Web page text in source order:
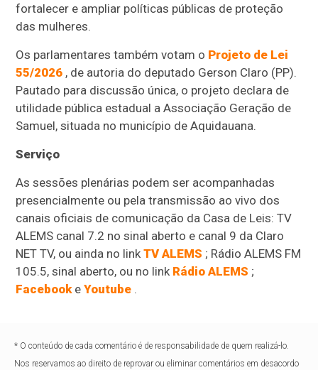
fortalecer e ampliar políticas públicas de proteção
das mulheres.
Os parlamentares também votam o Projeto de Lei
55/2026 , de autoria do deputado Gerson Claro (PP).
Pautado para discussão única, o projeto declara de
utilidade pública estadual a Associação Geração de
Samuel, situada no município de Aquidauana.
Serviço
As sessões plenárias podem ser acompanhadas
presencialmente ou pela transmissão ao vivo dos
canais oficiais de comunicação da Casa de Leis: TV
ALEMS canal 7.2 no sinal aberto e canal 9 da Claro
NET TV, ou ainda no linkTV ALEMS ; Rádio ALEMS FM
105.5, sinal aberto, ou no link Rádio ALEMS ;
FacebookeYoutube .
* O conteúdo de cada comentário é de responsabilidade de quem realizá-lo.
Nos reservamos ao direito de reprovar ou eliminar comentários em desacordo